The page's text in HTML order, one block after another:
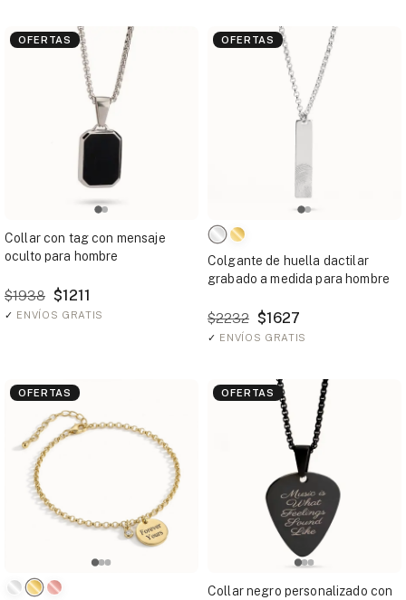
OFERTAS
Collar con tag con mensaje
oculto para hombre
$1938 $1211
✓ ENVÍOS GRATIS
OFERTAS
Colgante de huella dactilar
grabado a medida para hombre
$2232 $1627
✓ ENVÍOS GRATIS
OFERTAS OFERTAS
Collar negro personalizado con